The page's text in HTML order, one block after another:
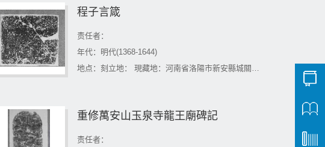
程子言箴
责任者：
年代：明代(1368-1644)
地点：刻立地： 現藏地：河南省洛陽市新安縣城關鎮第二高級中學院內
重修萬安山玉泉寺龍王廟碑記
责任者：